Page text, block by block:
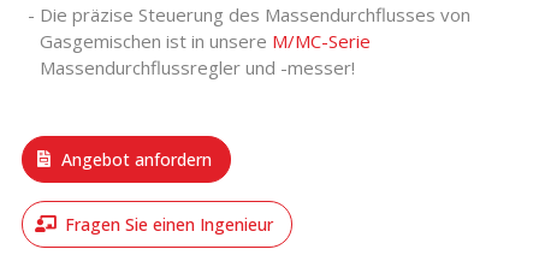
Die präzise Steuerung des Massendurchflusses von
Gasgemischen ist in unsere M/MC-Serie
Massendurchflussregler und -messer!
Angebot anfordern
Fragen Sie einen Ingenieur